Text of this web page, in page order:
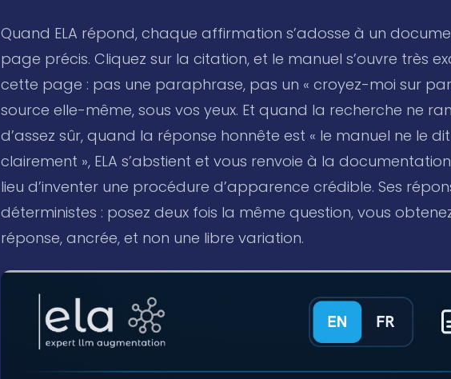
Quand ELA répond, chaque affirmation s’adosse à un
page précis. Cliquez sur la citation, et le manuel s’ouvre très
cette page : pas une paraphrase, pas un « croyez-moi sur
source elle-même, sous vos yeux. Et quand la recherche ne
d’assez sûr, quand la réponse honnête est « le manuel ne le
clairement », ELA s’abstient et vous renvoie à la
lieu d’inventer une procédure d’apparence crédible. Ses
déterministes : posez deux fois la même question, vous
réponse, ancrée, et non une libre variation.